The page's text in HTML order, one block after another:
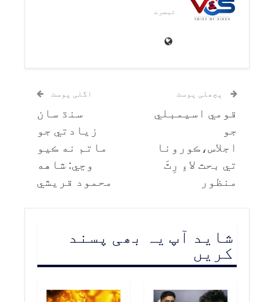
تبصرے
پچھلی پوسٹ
قومي اسيمبلي
جو
اجلاس،ڪورونا
تي بحث لاءِ رِٿَ
منظور
اگلی پوسٹ
سنڌ سان
زيادتي جو
ماتم نه ڪيو
وڃي: شاهه
محمود قريشي
شاید آپ یہ بھی پسند
کریں